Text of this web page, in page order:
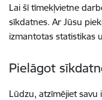
Lai šī tīmekļvietne
sīkdatnes. Ar Jūsu
izmantotas statistikas
Pielāgot
Lūdzu, atzīmējiet savu